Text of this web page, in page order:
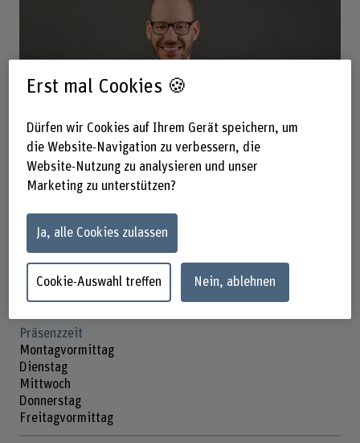
Hansjürg Jäger
Dozent Agrarpolitik und -märkte
Kontakt
+41 31 848 68 76
Präsenzzeit
Montagvormittag
Dienstag
Mittwoch
Donnerstag
Freitagvormittag
Erst mal Cookies 🍪
Dürfen wir Cookies auf Ihrem Gerät speichern, um
die Website-Navigation zu verbessern, die
Website-Nutzung zu analysieren und unser
Marketing zu unterstützen?
Ja, alle Cookies zulassen
Cookie-Auswahl treffen Nein, ablehnen